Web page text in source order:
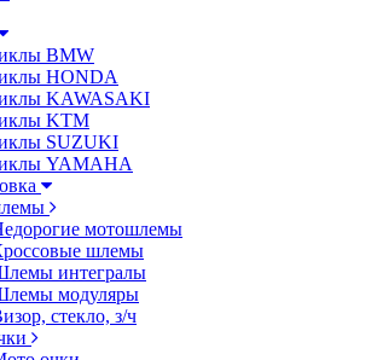
BMW
HONDA
KAWASAKI
KTM
SUZUKI
YAMAHA
мотошлемы
шлемы
интегралы
модуляры
стекло, з/ч